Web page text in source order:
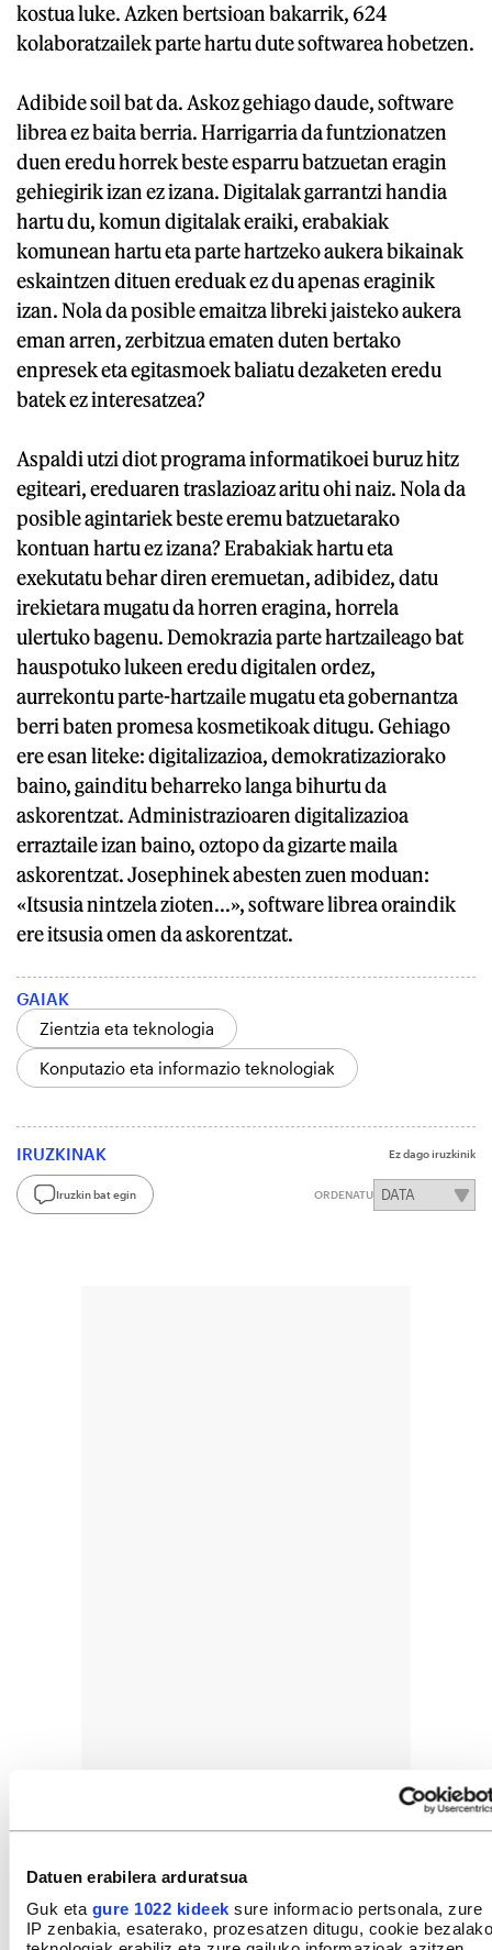
Datuen erabilera arduratsua
Guk eta gure 1022 kideek sure informacio pertsonala, zure
IP zenbakia, esaterako, prozesatzen ditugu, cookie bezalako
kostua luke. Azken bertsioan bakarrik, 624
kolaboratzailek parte hartu dute softwarea hobetzen.
Adibide soil bat da. Askoz gehiago daude, software
librea ez baita berria. Harrigarria da funtzionatzen
duen eredu horrek beste esparru batzuetan eragin
gehiegirik izan ez izana. Digitalak garrantzi handia
hartu du, komun digitalak eraiki, erabakiak
komunean hartu eta parte hartzeko aukera bikainak
eskaintzen dituen ereduak ez du apenas eraginik
izan. Nola da posible emaitza libreki jaisteko aukera
eman arren, zerbitzua ematen duten bertako
enpresek eta egitasmoek baliatu dezaketen eredu
batek ez interesatzea?
Aspaldi utzi diot programa informatikoei buruz hitz
egiteari, ereduaren traslazioaz aritu ohi naiz. Nola da
posible agintariek beste eremu batzuetarako
kontuan hartu ez izana? Erabakiak hartu eta
exekutatu behar diren eremuetan, adibidez, datu
irekietara mugatu da horren eragina, horrela
ulertuko bagenu. Demokrazia parte hartzaileago bat
hauspotuko lukeen eredu digitalen ordez,
aurrekontu parte-hartzaile mugatu eta gobernantza
berri baten promesa kosmetikoak ditugu. Gehiago
ere esan liteke: digitalizazioa, demokratizaziorako
baino, gainditu beharreko langa bihurtu da
askorentzat. Administrazioaren digitalizazioa
erraztaile izan baino, oztopo da gizarte maila
askorentzat. Josephinek abesten zuen moduan:
«Itsusia nintzela zioten...», software librea oraindik
ere itsusia omen da askorentzat.
GAIAK
Zientzia eta teknologia
Konputazio eta informazio teknologiak
IRUZKINAK Ez dago iruzkinik
Iruzkin bat egin ORDENATU